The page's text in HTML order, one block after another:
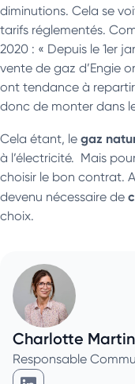
diminutions. Cela se
tarifs réglementés.
2020 : « Depuis le 1er
vente de gaz d’Engie
ont tendance à
donc de monter dans
Cela étant, le gaz
à l’électricité. Mais
choisir le bon contrat.
devenu nécessaire de
choix.
Charlotte Martin
Responsable